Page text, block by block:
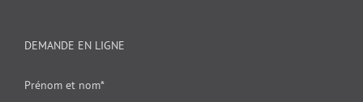
DEMANDE EN LIGNE
Prénom et nom*